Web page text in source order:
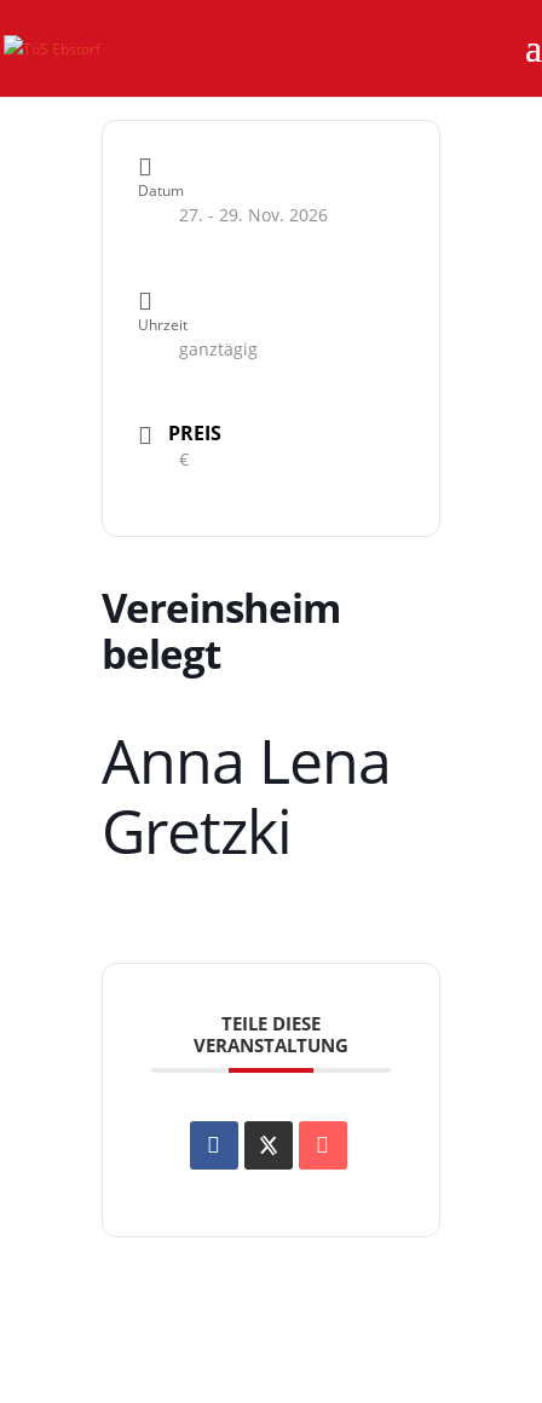
Datum
27. - 29. Nov. 2026
Uhrzeit
ganztägig
PREIS
€
Vereinsheim
belegt
Anna Lena
Gretzki
TEILE DIESE
VERANSTALTUNG